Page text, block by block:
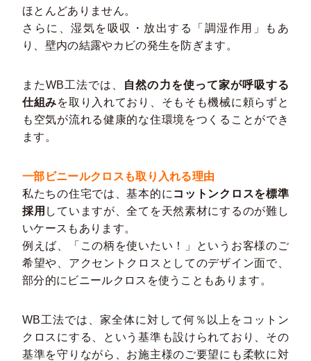
ほとんどありません。
さらに、湿気を吸収・放出する「調湿作用」もあ
り、壁内の結露やカビの発生を防ぎます。
またWB工法では、 自然の力を使って家が呼吸する
仕組みを取り入れており、そもそも機械に頼らずと
も空気が流れる健康的な住環境をつくることができ
ます。
一部ビニールクロスも取り入れる理由
私たちの住宅では、基本的に コットンクロスを標準
採用 していますが、全てを天然素材にするのが難し
いケースもあります。
例えば、「この柄を使いたい！」というお客様のご
希望や、アクセントクロスとしてのデザイン面で、
部分的にビニールクロスを使うこともあります。
WB工法では、家全体に対して何％以上をコットン
クロスにする、という基準も設けられており、その
基準を守りながら、お施主様のご要望にも柔軟に対